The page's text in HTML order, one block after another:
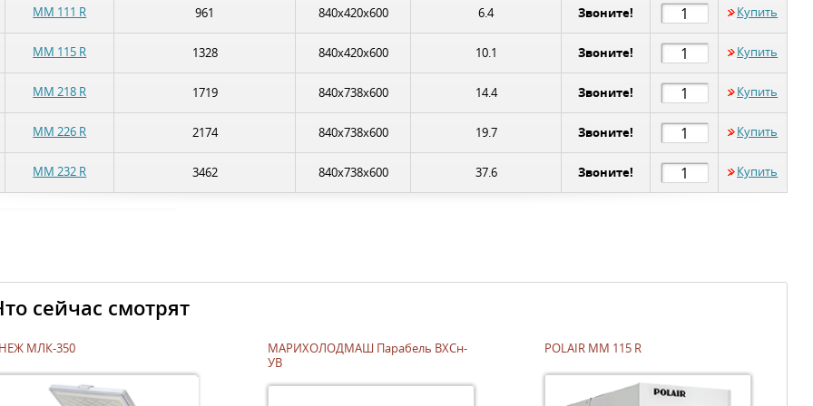
MM 111 R 961 840х420х600 6.4 Звоните! Купить
MM 115 R 1328 840х420х600 10.1 Звоните! Купить
MM 218 R 1719 840х738х600 14.4 Звоните! Купить
MM 226 R 2174 840х738х600 19.7 Звоните! Купить
MM 232 R 3462 840х738х600 37.6 Звоните! Купить
сейчас смотрят
МЛК-350
МАРИХОЛОДМАШ Парабель ВХСн-
УВ
POLAIR MM 115 R